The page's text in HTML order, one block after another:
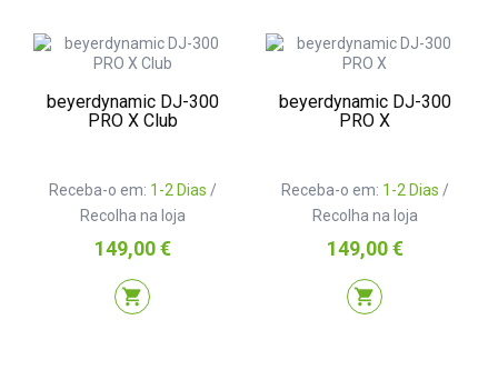
beyerdynamic DJ-300
PRO X Club
Receba-o em: 1-2 Dias /
Recolha na loja
Preço
149,00 €
shopping_cart
beyerdynamic DJ-300
PRO X
Receba-o em: 1-2 Dias /
Recolha na loja
Preço
149,00 €
shopping_cart